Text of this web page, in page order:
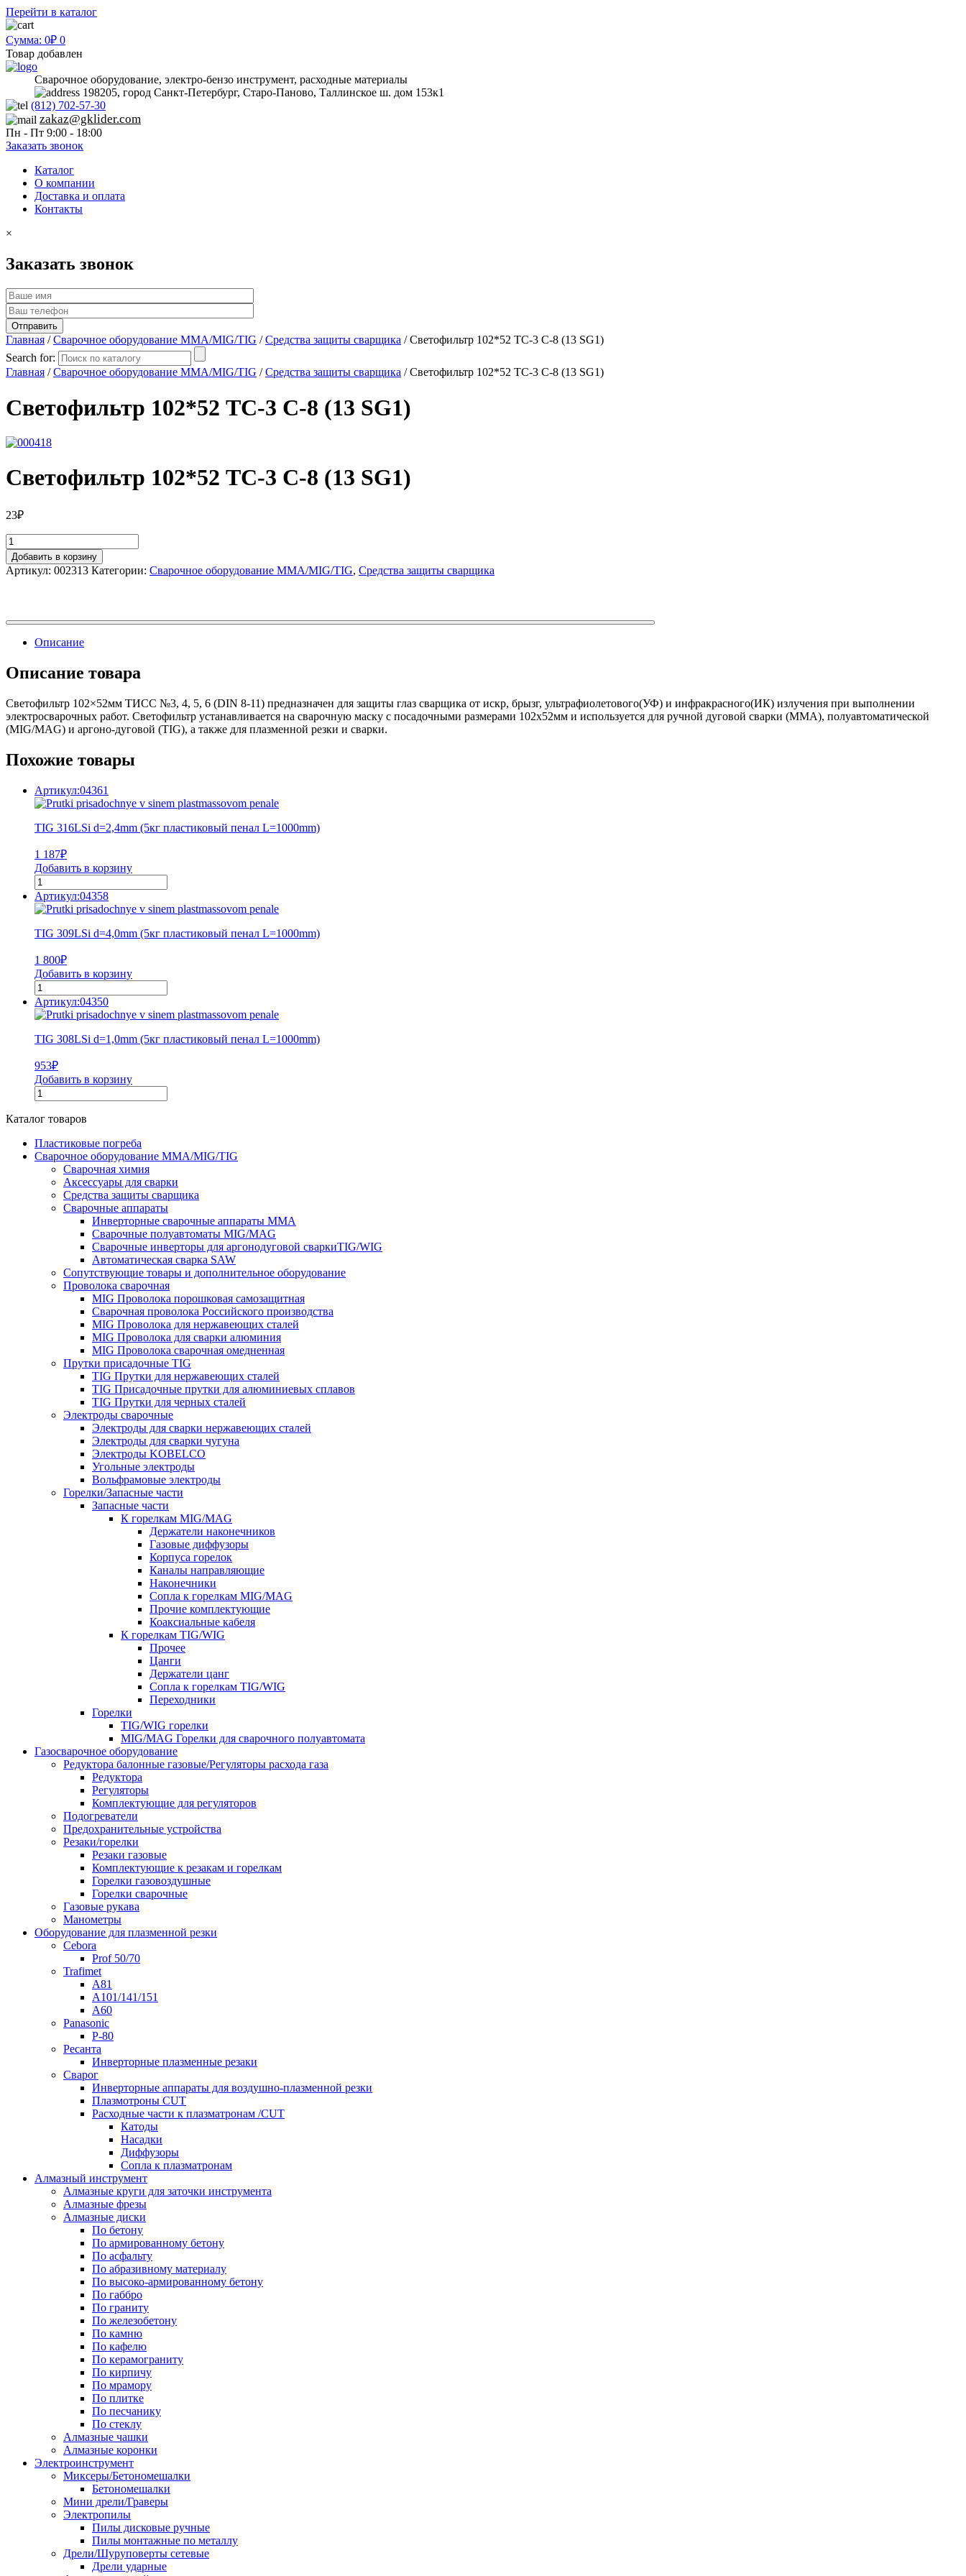
Перейти в каталог
Сумма: 0₽ 0
Товар добавлен
Сварочное оборудование, электро-бензо инструмент, расходные материалы
198205, город Санкт-Петербург, Старо-Паново, Таллинское ш. дом 153к1
(812) 702-57-30
zakaz@gklider.com
Пн - Пт 9:00 - 18:00
Заказать звонок
Каталог
О компании
Доставка и оплата
Контакты
×
Заказать звонок
Главная /Сварочное оборудование MMA/MIG/TIG /Средства защиты сварщика / Светофильтр 102*52 ТС-3 С-8 (13 SG1)
Search for:
Главная /Сварочное оборудование MMA/MIG/TIG /Средства защиты сварщика / Светофильтр 102*52 ТС-3 С-8 (13 SG1)
Светофильтр 102*52 ТС-3 С-8 (13 SG1)
Светофильтр 102*52 ТС-3 С-8 (13 SG1)
23₽
Добавить в корзину
Артикул: 002313 Категории: Сварочное оборудование MMA/MIG/TIG, Средства защиты сварщика
Описание
Описание товара
Светофильтр 102×52мм ТИСС №3, 4, 5, 6 (DIN 8-11) предназначен для защиты глаз сварщика от искр, брызг, ультрафиолетового(УФ) и инфракрасного(ИК) излучения при выполнении
электросварочных работ. Светофильтр устанавливается на сварочную маску с посадочными размерами 102х52мм и используется для ручной дуговой сварки (MMA), полуавтоматической
(MIG/MAG) и аргоно-дуговой (TIG), а также для плазменной резки и сварки.
Похожие товары
Артикул:04361
TIG 316LSi d=2,4mm (5кг пластиковый пенал L=1000mm)
1 187₽
Добавить в корзину
Артикул:04358
TIG 309LSi d=4,0mm (5кг пластиковый пенал L=1000mm)
1 800₽
Добавить в корзину
Артикул:04350
TIG 308LSi d=1,0mm (5кг пластиковый пенал L=1000mm)
953₽
Добавить в корзину
Каталог товаров
Пластиковые погреба
Сварочное оборудование MMA/MIG/TIG
Сварочная химия
Аксессуары для сварки
Средства защиты сварщика
Сварочные аппараты
Инверторные сварочные аппараты MMA
Сварочные полуавтоматы MIG/MAG
Сварочные инверторы для аргонодуговой сваркиTIG/WIG
Автоматическая сварка SAW
Сопутствующие товары и дополнительное оборудование
Проволока сварочная
MIG Проволока порошковая самозащитная
Сварочная проволока Российского производства
MIG Проволока для нержавеющих сталей
MIG Проволока для сварки алюминия
MIG Проволока сварочная омедненная
Прутки присадочные TIG
TIG Прутки для нержавеющих сталей
TIG Присадочные прутки для алюминиевых сплавов
TIG Прутки для черных сталей
Электроды сварочные
Электроды для сварки нержавеющих сталей
Электроды для сварки чугуна
Электроды KOBELCO
Угольные электроды
Вольфрамовые электроды
Горелки/Запасные части
Запасные части
К горелкам MIG/MAG
Держатели наконечников
Газовые диффузоры
Корпуса горелок
Каналы направляющие
Наконечники
Сопла к горелкам MIG/MAG
Прочие комплектующие
Коаксиальные кабеля
К горелкам TIG/WIG
Прочее
Цанги
Держатели цанг
Сопла к горелкам TIG/WIG
Переходники
Горелки
TIG/WIG горелки
MIG/MAG Горелки для сварочного полуавтомата
Газосварочное оборудование
Редуктора балонные газовые/Регуляторы расхода газа
Редуктора
Регуляторы
Комплектующие для регуляторов
Подогреватели
Предохранительные устройства
Резаки/горелки
Резаки газовые
Комплектующие к резакам и горелкам
Горелки газовоздушные
Горелки сварочные
Газовые рукава
Манометры
Оборудование для плазменной резки
Cebora
Prof 50/70
Trafimet
A81
A101/141/151
A60
Panasonic
P-80
Ресанта
Инверторные плазменные резаки
Сварог
Инверторные аппараты для воздушно-плазменной резки
Плазмотроны CUT
Расходные части к плазматронам /CUT
Катоды
Насадки
Диффузоры
Сопла к плазматронам
Алмазный инструмент
Алмазные круги для заточки инструмента
Алмазные фрезы
Алмазные диски
По бетону
По армированному бетону
По асфальту
По абразивному материалу
По высоко-армированному бетону
По габбро
По граниту
По железобетону
По камню
По кафелю
По керамограниту
По кирпичу
По мрамору
По плитке
По песчанику
По стеклу
Алмазные чашки
Алмазные коронки
Электроинструмент
Миксеры/Бетономешалки
Бетономешалки
Мини дрели/Граверы
Электропилы
Пилы дисковые ручные
Пилы монтажные по металлу
Дрели/Шуруповерты сетевые
Дрели ударные